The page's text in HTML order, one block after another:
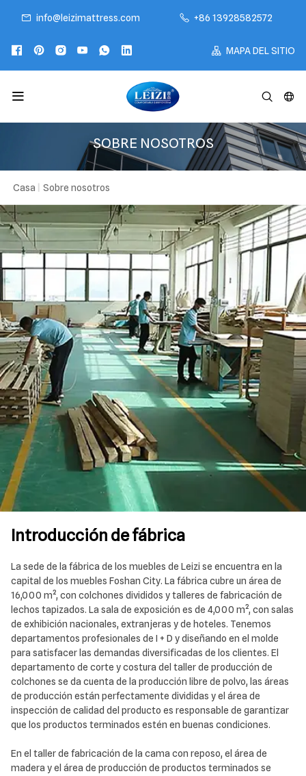
info@leizimattress.com +86 13928582572
MAPA DEL SITIO
SOBRE NOSOTROS
Casa Sobre nosotros
Introducción de fábrica
La sede de la fábrica de los muebles de Leizi se encuentra en la
capital de los muebles Foshan City. La fábrica cubre un área de
16,000 m², con colchones divididos y talleres de fabricación de
lechos tapizados. La sala de exposición es de 4,000 m², con salas
de exhibición nacionales, extranjeras y de hoteles. Tenemos
departamentos profesionales de I + D y diseñando en el molde
para satisfacer las demandas diversificadas de los clientes. El
departamento de corte y costura del taller de producción de
colchones se da cuenta de la producción libre de polvo, las áreas
de producción están perfectamente divididas y el área de
inspección de calidad del producto es responsable de garantizar
que los productos terminados estén en buenas condiciones.
En el taller de fabricación de la cama con reposo, el área de
madera y el área de producción de productos terminados se